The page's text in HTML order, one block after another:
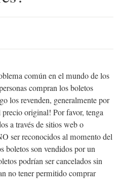
común en el mundo de los
compran los boletos
los revenden, generalmente por
original! Por favor, tenga
a través de sitios web o
ser reconocidos al momento del
boletos son vendidos por un
podrían ser cancelados sin
no tener permitido comprar